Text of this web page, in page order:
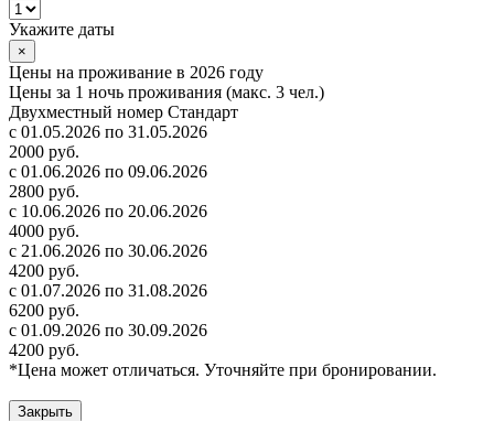
Укажите даты
×
Цены на проживание в 2026 году
Цены за 1 ночь проживания (макс. 3 чел.)
Двухместный номер Стандарт
с 01.05.2026 по 31.05.2026
2000 руб.
с 01.06.2026 по 09.06.2026
2800 руб.
с 10.06.2026 по 20.06.2026
4000 руб.
с 21.06.2026 по 30.06.2026
4200 руб.
с 01.07.2026 по 31.08.2026
6200 руб.
с 01.09.2026 по 30.09.2026
4200 руб.
*Цена может отличаться. Уточняйте при бронировании.
Закрыть